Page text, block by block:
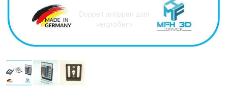
Doppelt antippen zum
vergrößern